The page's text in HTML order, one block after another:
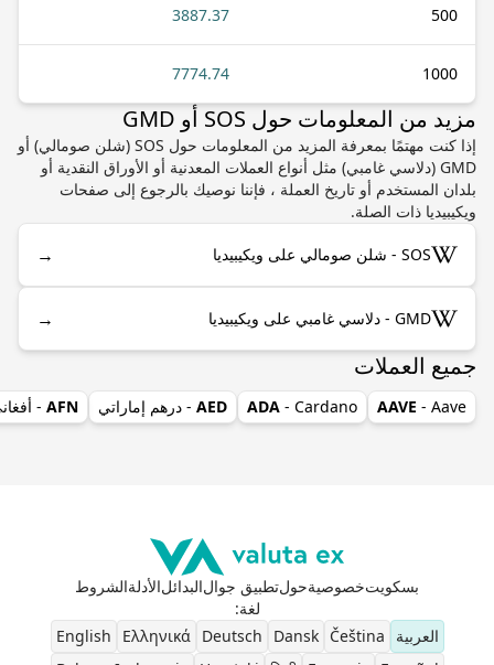
500
3887.37
1000
7774.74
مزيد من المعلومات حول SOS أو GMD
إذا كنت مهتمًا بمعرفة المزيد من المعلومات حول SOS (شلن صومالي) أو
GMD (دلاسي غامبي) مثل أنواع العملات المعدنية أو الأوراق النقدية أو
بلدان المستخدم أو تاريخ العملة ، فإننا نوصيك بالرجوع إلى صفحات
ويكيبيديا ذات الصلة.
SOS - شلن صومالي على ويكيبيديا →
GMD - دلاسي غامبي على ويكيبيديا →
جميع العملات
AAVE - Aave
ADA - Cardano
AED - درهم إماراتي AFN
-
بسكويتخصوصيةحولتطبيق جوالالبدائلالأدلةالشروط
لغة:
العربية
Čeština
Dansk
Deutsch
Ελληνικά
English